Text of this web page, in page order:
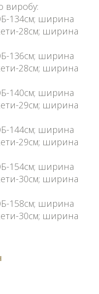
виробу:
134см; ширина
28см; ширина
136см; ширина
28см; ширина
140см; ширина
29см; ширина
144см; ширина
29см; ширина
154см; ширина
30см; ширина
158см; ширина
30см; ширина